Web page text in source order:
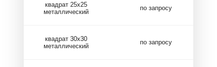
квадрат 25х25
металлический
по запросу
квадрат 30х30
металлический
по запросу